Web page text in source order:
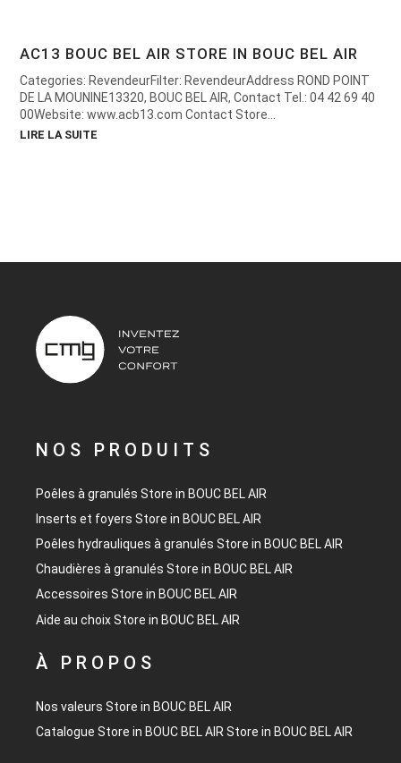
AC13 BOUC BEL AIR STORE IN BOUC BEL AIR
Categories: RevendeurFilter: RevendeurAddress ROND POINT
DE LA MOUNINE13320, BOUC BEL AIR, Contact Tel.: 04 42 69 40
00Website: www.acb13.com Contact Store...
LIRE LA SUITE
NOS PRODUITS
Poêles à granulés Store in BOUC BEL AIR
Inserts et foyers Store in BOUC BEL AIR
Poêles hydrauliques à granulés Store in BOUC BEL AIR
Chaudières à granulés Store in BOUC BEL AIR
Accessoires Store in BOUC BEL AIR
Aide au choixStore in BOUC BEL AIR
À PROPOS
Nos valeurs Store in BOUC BEL AIR
Catalogue Store in BOUC BEL AIR Store in BOUC BEL AIR